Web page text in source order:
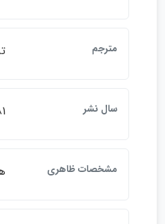
مترجم
سال نشر
مشخصات ظاهري